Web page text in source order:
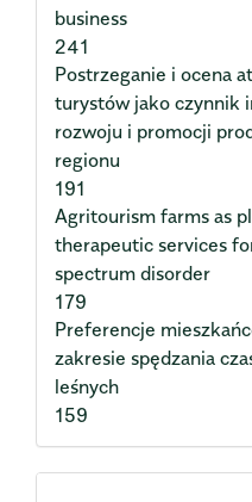
business
241
Postrzeganie i ocena
turystów jako czynnik
rozwoju i promocji
regionu
191
Agritourism farms as
therapeutic services
spectrum disorder
179
Preferencje
zakresie spędzania
leśnych
159